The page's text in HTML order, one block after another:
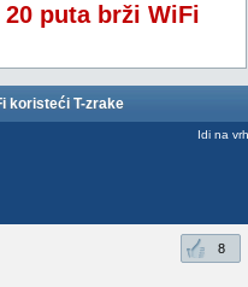
puta brži WiFi
koristeći T-zrake
Idi na vrh
8